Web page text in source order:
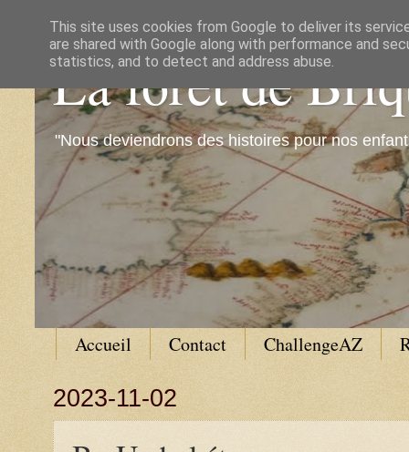
La forêt de
"Nous deviendrons des histoires pour nos
Accueil Contact ChallengeAZ
2023-11-02
This site uses cookies from Google to deliver its
are shared with Google along with performance and
statistics, and to detect and address abuse.